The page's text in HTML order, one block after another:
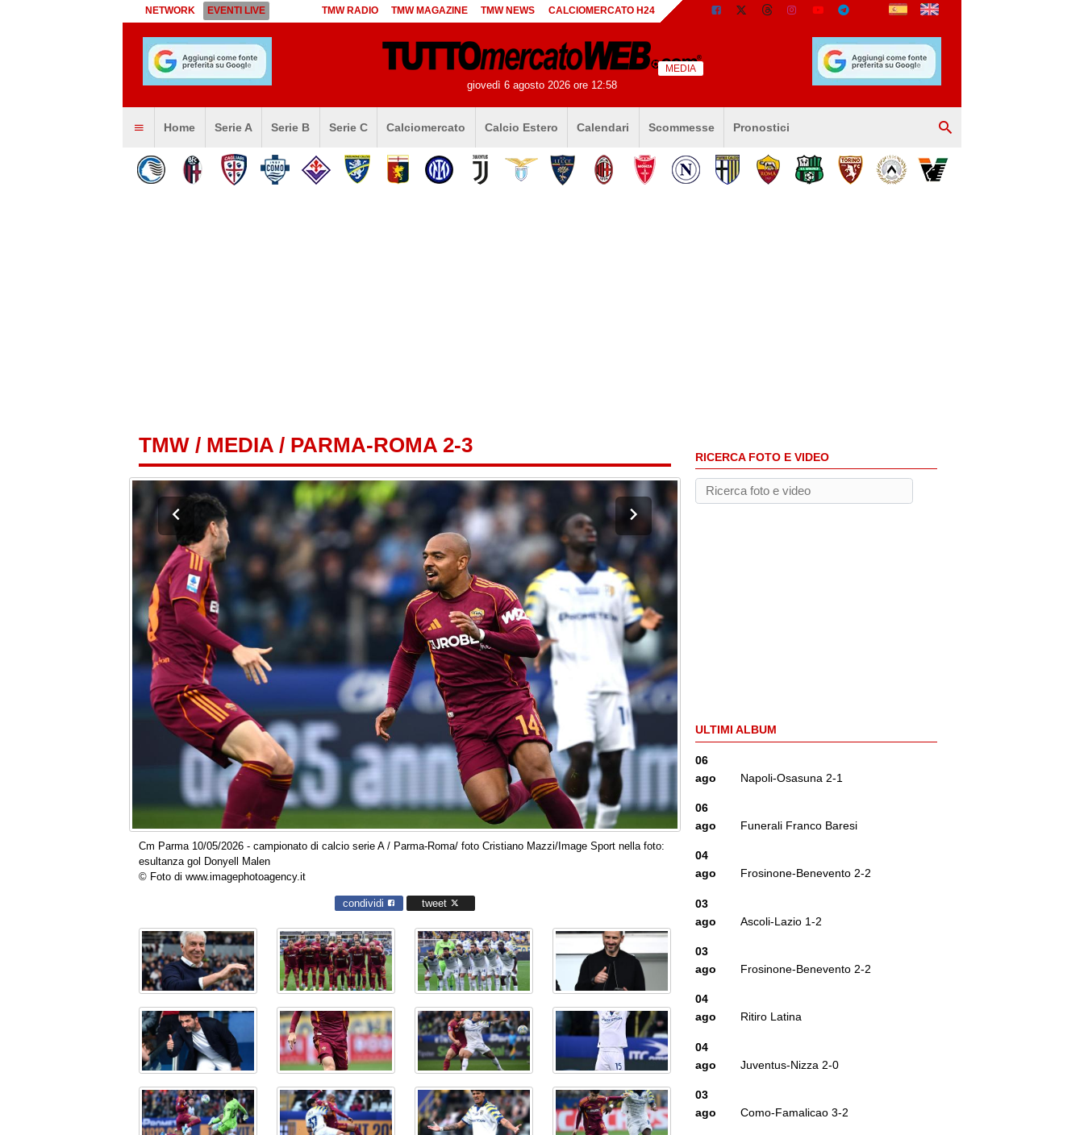
NETWORK EVENTI LIVE TMW RADIO TMW MAGAZINE TMW NEWS CALCIOMERCATO H24
giovedì 6 agosto 2026 ore 12:58
MEDIA
Home Serie A Serie B Serie C Calciomercato Calcio Estero Calendari Scommesse Pronostici
TMW / MEDIA / PARMA-ROMA 2-3
Cm Parma 10/05/2026 - campionato di calcio serie A / Parma-Roma/ foto Cristiano Mazzi/Image Sport nella foto:
esultanza gol Donyell Malen
© Foto di www.imagephotoagency.it
condividi tweet
RICERCA FOTO E VIDEO
ULTIMI ALBUM
06
ago
Napoli-Osasuna 2-1
06
ago
Funerali Franco Baresi
04
ago
Frosinone-Benevento 2-2
03
ago
Ascoli-Lazio 1-2
03
ago
Frosinone-Benevento 2-2
04
ago
Ritiro Latina
04
ago
Juventus-Nizza 2-0
03
ago
Como-Famalicao 3-2